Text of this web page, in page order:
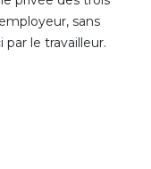
sans
le travailleur.